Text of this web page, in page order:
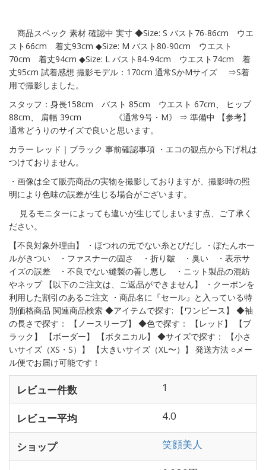
商品スペック 素材 確認中 実寸 ◆Size: S バスト76-86cm ウエ
スト66cm 着丈93cm ◆Size: M バスト80-90cm ウエスト
70cm 着丈94cm ◆Size: L バスト84-94cm ウエスト74cm 着
丈95cm 試着感想 撮影モデル：170cm 通常SかMサイズ ⇒S着
用で撮影しました。
スタッフ：身長158cm バスト 85cm ウエスト 67cm、 ヒップ
88cm、 肩幅 39cm 《通常9号・M》 ⇒ 準備中 【参考】
通常どうりのサイズで良いと思います。
カラー レッド｜ブラック 事前確認事項 ・エコの観点から下げ札は
つけておりません。
・画像は全て販売商品の実物を撮影しておりますが、撮影時の照
明により色味の誤差が生じる場合がございます。
見るモニターによっても違いが生じてしまいます点、ご了承く
ださい。
【不良対象外理由】 ・ほつれの元でない糸とびだし ・ぼたんホー
ルがきつい ・ファスナーの固さ ・折り皺 ・臭い ・表示サ
イズの誤差 ・不良でない縫製の善し悪し ・ニット製品の混紡
やネップ 【以下のご注文は、ご返品ができません】 ・クーポンを
利用した割引のあるご注文 ・商品名に『セール』と入っている特
別価格商品 関連商品検索 ◆アイテムで探す: 【ワンピース】 ◆袖
の長さで探す： 【ノースリーブ】 ◆色で探す： 【レッド】 【ブ
ラック】 【ボーダー】 【ボタニカル】 ◆サイズで探す： 【小さ
いサイズ（XS・S）】 【大きいサイズ（XL〜）】 発送方法 ○メー
ル便でお届け可能です！
レビュー件数 1
レビュー平均 4.0
ショップ 笑顔美人